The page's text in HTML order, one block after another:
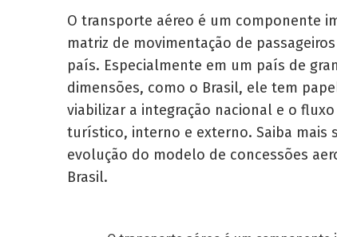
O transporte aéreo é um componente
matriz de movimen­tação de
país. Especialmente em um país de
dimensões, como o Brasil, ele tem
viabilizar a integração nacional e o
turístico, interno e externo. Saiba mais
evolução do modelo de concessões
Brasil.